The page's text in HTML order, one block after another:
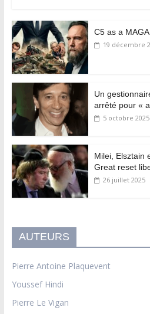
C5 as a
19 décembre
Un
arrêté pour «
5 octobre 2025
Milei, Elsztain
Great reset
26 juillet 2025
AUTEURS
Pierre Antoine Plaquevent
Youssef Hindi
Pierre Le Vigan